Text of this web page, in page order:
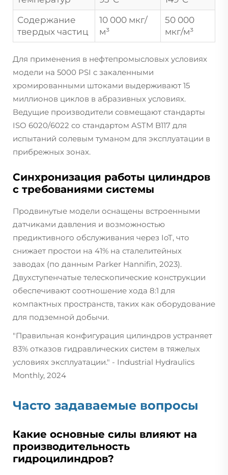
Содержание
твердых частиц
10 000 мкг/
м³
50 000
мкг/м³
Для применения в нефтепромысловых условиях
модели на 5000 PSI с закаленными
хромированными штоками выдерживают 15
миллионов циклов в абразивных условиях.
Ведущие производители совмещают стандарты
ISO 6020/6022 со стандартом ASTM B117 для
испытаний солевым туманом для эксплуатации в
прибрежных зонах.
Синхронизация работы цилиндров
с требованиями системы
Продвинутые модели оснащены встроенными
датчиками давления и возможностью
предиктивного обслуживания через IoT, что
снижает простои на 41% на сталелитейных
заводах (по данным Parker Hannifin, 2023).
Двухступенчатые телескопические конструкции
обеспечивают соотношение хода 8:1 для
компактных пространств, таких как оборудование
для подземной добычи.
"Правильная конфигурация цилиндров устраняет
83% отказов гидравлических систем в тяжелых
условиях эксплуатации." - Industrial Hydraulics
Monthly, 2024
Часто задаваемые вопросы
Какие основные силы влияют на
производительность
гидроцилиндров?